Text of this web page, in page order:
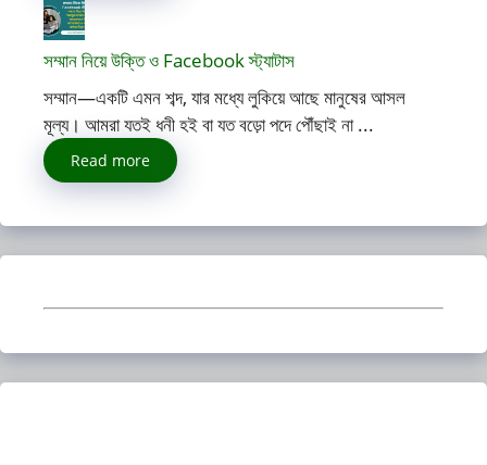
সম্মান নিয়ে উক্তি ও Facebook স্ট্যাটাস
সম্মান—একটি এমন শব্দ, যার মধ্যে লুকিয়ে আছে মানুষের আসল
মূল্য। আমরা যতই ধনী হই বা যত বড়ো পদে পৌঁছাই না ...
Read more